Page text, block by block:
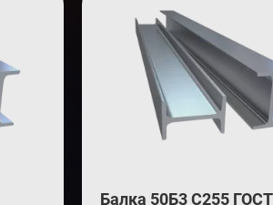
Балка 50Б3 С255 ГОСТ